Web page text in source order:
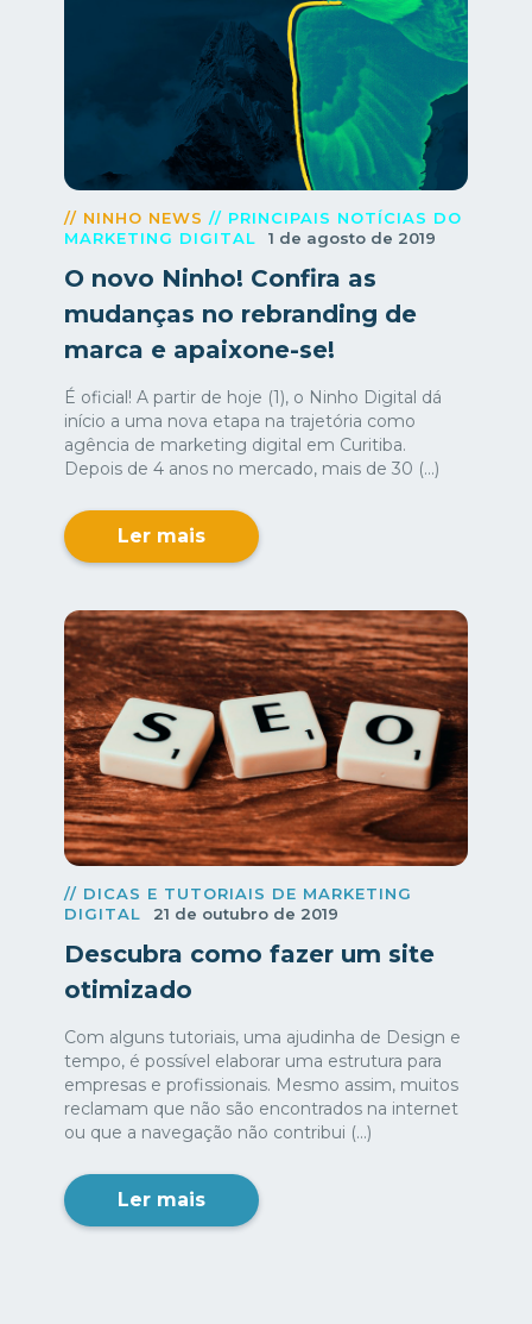
// NINHO NEWS // PRINCIPAIS NOTÍCIAS DO
MARKETING DIGITAL
1 de agosto de 2019
O novo Ninho! Confira as
mudanças no rebranding de
marca e apaixone-se!
É oficial! A partir de hoje (1), o Ninho Digital dá
início a uma nova etapa na trajetória como
agência de marketing digital em Curitiba.
Depois de 4 anos no mercado, mais de 30 (...)
Ler mais
// DICAS E TUTORIAIS DE MARKETING
DIGITAL
21 de outubro de 2019
Descubra como fazer um site
otimizado
Com alguns tutoriais, uma ajudinha de Design e
tempo, é possível elaborar uma estrutura para
empresas e profissionais. Mesmo assim, muitos
reclamam que não são encontrados na internet
ou que a navegação não contribui (...)
Ler mais